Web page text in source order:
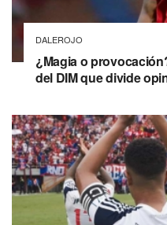
DALEROJO
¿Magia o
del DIM que divide